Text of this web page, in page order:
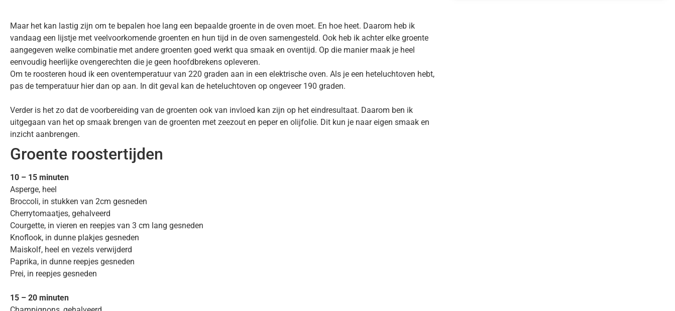
Maar het kan lastig zijn om te bepalen hoe lang een bepaalde groente in de oven moet. En hoe heet. Daarom heb ik
vandaag een lijstje met veelvoorkomende groenten en hun tijd in de oven samengesteld. Ook heb ik achter elke groente
aangegeven welke combinatie met andere groenten goed werkt qua smaak en oventijd. Op die manier maak je heel
eenvoudig heerlijke ovengerechten die je geen hoofdbrekens opleveren.
Om te roosteren houd ik een oventemperatuur van 220 graden aan in een elektrische oven. Als je een heteluchtoven hebt,
pas de temperatuur hier dan op aan. In dit geval kan de heteluchtoven op ongeveer 190 graden.
Verder is het zo dat de voorbereiding van de groenten ook van invloed kan zijn op het eindresultaat. Daarom ben ik
uitgegaan van het op smaak brengen van de groenten met zeezout en peper en olijfolie. Dit kun je naar eigen smaak en
inzicht aanbrengen.
Groente roostertijden
10 – 15 minuten
Asperge, heel
Broccoli, in stukken van 2cm gesneden
Cherrytomaatjes, gehalveerd
Courgette, in vieren en reepjes van 3 cm lang gesneden
Knoflook, in dunne plakjes gesneden
Maiskolf, heel en vezels verwijderd
Paprika, in dunne reepjes gesneden
Prei, in reepjes gesneden
15 – 20 minuten